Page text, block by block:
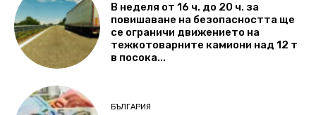
В неделя от 16 ч. до 20 ч. за
повишаване на безопасността ще
се ограничи движението на
тежкотоварните камиони над 12 т
в посока...
БЪЛГАРИЯ